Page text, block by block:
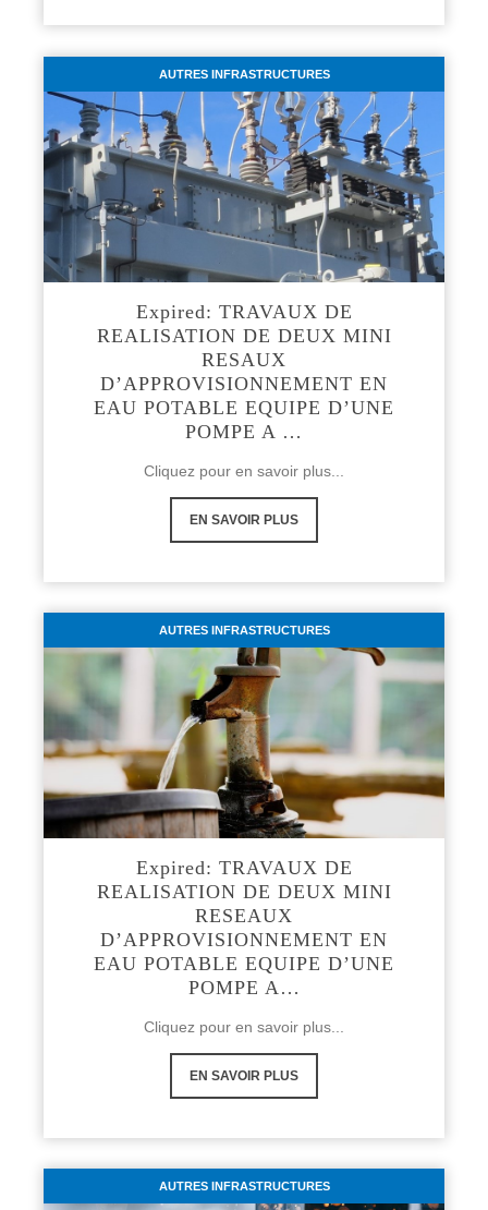
AUTRES INFRASTRUCTURES
Expired: TRAVAUX DE
REALISATION DE DEUX MINI
RESAUX
D’APPROVISIONNEMENT EN
EAU POTABLE EQUIPE D’UNE
POMPE A …
Cliquez pour en savoir plus...
EN SAVOIR PLUS
AUTRES INFRASTRUCTURES
Expired: TRAVAUX DE
REALISATION DE DEUX MINI
RESEAUX
D’APPROVISIONNEMENT EN
EAU POTABLE EQUIPE D’UNE
POMPE A…
Cliquez pour en savoir plus...
EN SAVOIR PLUS
AUTRES INFRASTRUCTURES